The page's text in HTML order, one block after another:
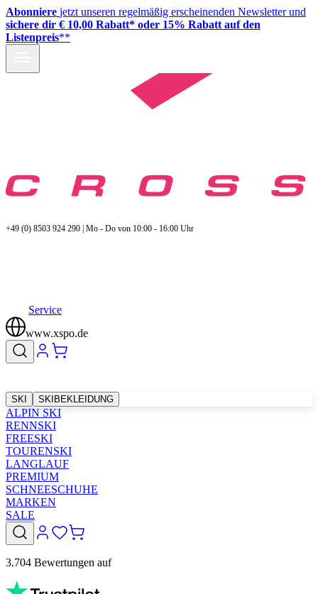
Abonniere jetzt unseren regelmäßig erscheinenden Newsletter und
sichere dir € 10,00 Rabatt* oder 15% Rabatt auf den
Listenpreis**
+49 (0) 8503 924 290 | Mo - Do von 10:00 - 16:00 Uhr
Service
www.xspo.de
SKI SKIBEKLEIDUNG
ALPIN SKI
RENNSKI
FREESKI
TOURENSKI
LANGLAUF
PREMIUM
SCHNEESCHUHE
MARKEN
SALE
3.704 Bewertungen auf